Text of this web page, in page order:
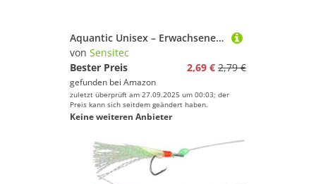
Aquantic Unisex – Erwachsene 10C4039507207564C10, verfügbar in fängigen Farben, je 3 Gummi-Makks am Vorfach, Qualitätsschnur und Hochleistungswirbel (Schwarz, 8/0), Bunt, Normal
von Sensitec
Bester Preis
2,69 € 2,79 €
gefunden bei Amazon
zuletzt überprüft am 27.09.2025 um 00:03; der
Preis kann sich seitdem geändert haben.
Keine weiteren Anbieter